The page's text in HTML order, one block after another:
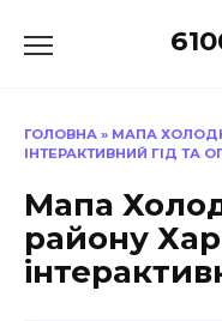
до
ГОЛОВНА » МАПА
ІНТЕРАКТИВНИЙ ГІД ТА
Мапа
району